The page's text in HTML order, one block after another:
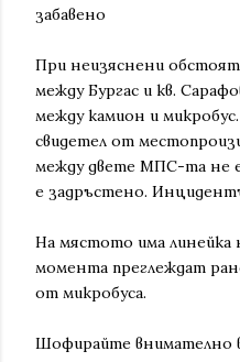
забавено
При неизяснени
между Бургас и кв.
между камион и
свидетел от
между двете МПС-та не
е задръстено.
На мястото има линейка
момента преглеждат
от микробуса.
Шофирайте внимателно